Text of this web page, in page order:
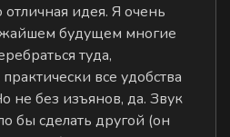
отличная идея. Я очень
будущем многие
туда,
все удобства
не без изъянов, да. Звук
бы сделать другой (он